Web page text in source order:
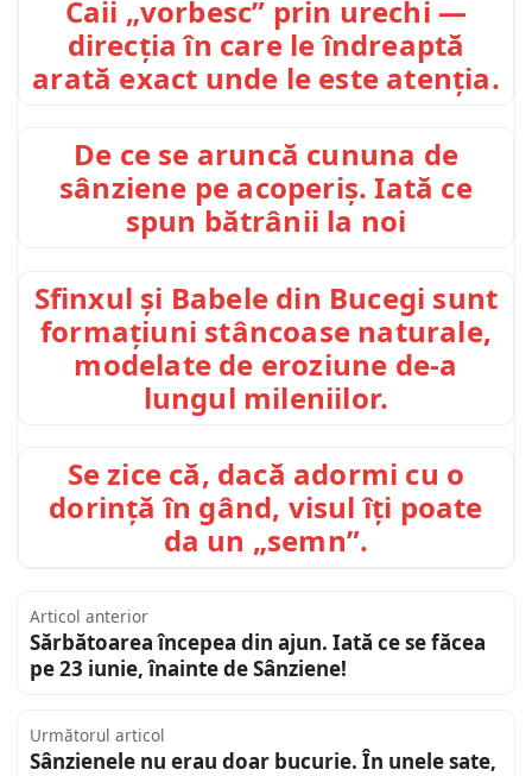
Caii „vorbesc” prin urechi —
direcția în care le îndreaptă
arată exact unde le este atenția.
De ce se aruncă cununa de
sânziene pe acoperiș. Iată ce
spun bătrânii la noi
Sfinxul și Babele din Bucegi sunt
formațiuni stâncoase naturale,
modelate de eroziune de-a
lungul mileniilor.
Se zice că, dacă adormi cu o
dorință în gând, visul îți poate
da un „semn”.
Articol anterior
Sărbătoarea începea din ajun. Iată ce se făcea
pe 23 iunie, înainte de Sânziene!
Următorul articol
Sânzienele nu erau doar bucurie. În unele sate,